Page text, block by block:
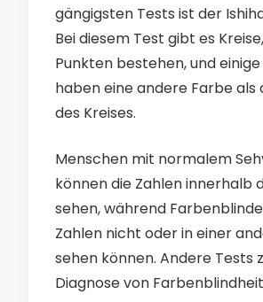
gängigsten Tests ist der
Bei diesem Test gibt es
Punkten bestehen, und
haben eine andere Farbe als
des Kreises.
Menschen mit normalem
können die Zahlen innerhalb
sehen, während
Zahlen nicht oder in einer
sehen können. Andere Tests
Diagnose von